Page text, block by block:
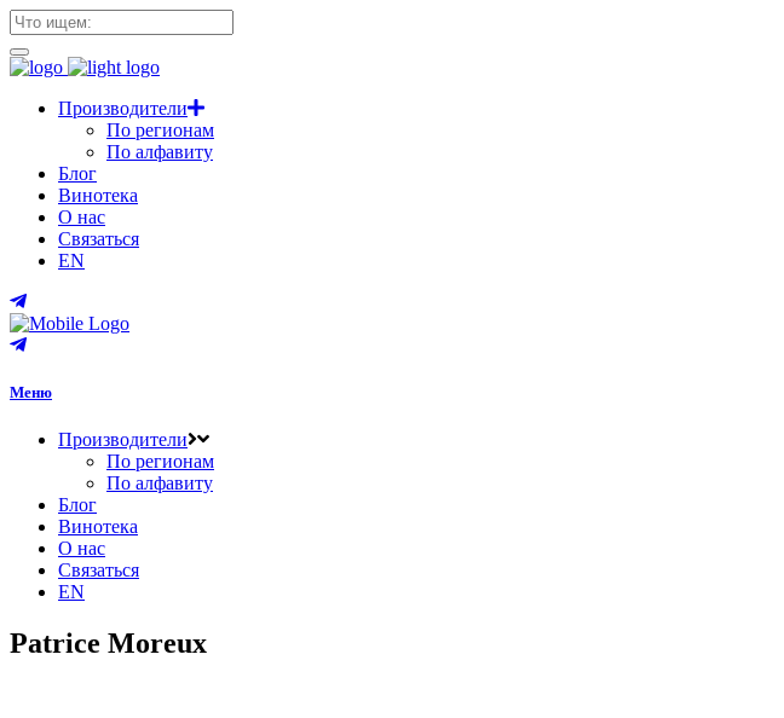
Производители
По регионам
По алфавиту
Блог
Винотека
О нас
Связаться
EN
Меню
Производители
По регионам
По алфавиту
Блог
Винотека
О нас
Связаться
EN
Patrice Moreux